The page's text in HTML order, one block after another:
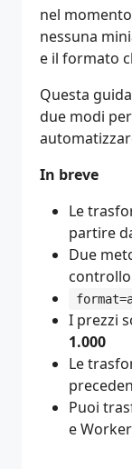
nel
nessuna
e il formato
Questa
due modi
In breve
Le
partire
Due
controllo
I prezzi
1.000
Le
Puoi
e